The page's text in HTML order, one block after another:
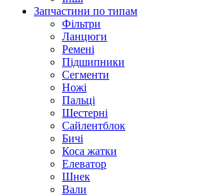
Запчастини по типам
Фільтри
Ланцюги
Ремені
Підшипники
Сегменти
Ножі
Пальці
Шестерні
Сайлентблок
Бичі
Коса жатки
Елеватор
Шнек
Вали